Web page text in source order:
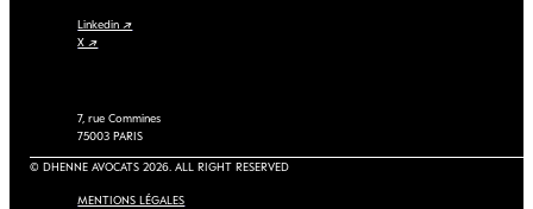
Linkedin ↗
X ↗
7, rue Commines
75003 PARIS
© DHENNE AVOCATS 2026. ALL RIGHT RESERVED
MENTIONS LÉGALES